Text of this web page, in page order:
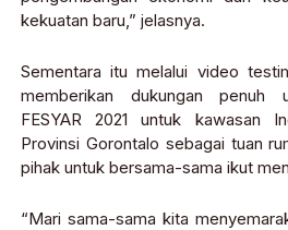
kekuatan baru,” jelasnya.
Sementara itu melalui video
memberikan dukungan penuh
FESYAR 2021 untuk kawasan
Provinsi Gorontalo sebagai tuan
pihak untuk bersama-sama ikut
“Mari sama-sama kita